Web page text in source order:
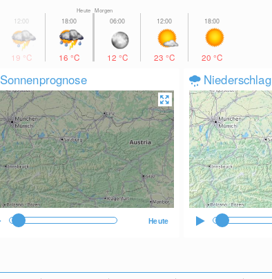
19 °C 16°C
Heute Morgen
12°C 23°C 20°C
Sonnenprognose
Heute
Niederschlag